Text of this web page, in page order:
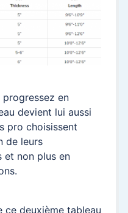
en
devient lui aussi
pro choisissent
de leurs
et non plus en
ce deuxième tableau